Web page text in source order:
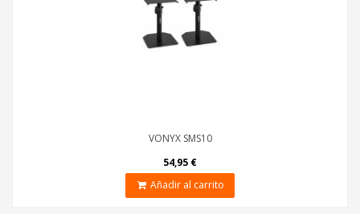
VONYX SMS10
54,95 €
Añadir al carrito